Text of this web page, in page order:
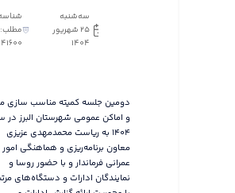
سه‌شنبه
25 شهریور
1404
مطلب:
دومین جلسه کمیته مناسب سازی
و اماکن عمومی شهرستان البرز در
۱۴۰۴ به ریاست محمدمهدی عزیزی
معاون برنامه‌ریزی و هماهنگی امور
عمرانی فرماندار و با حضور روسا و
نمایندگان ادارات و دستگاه‌های